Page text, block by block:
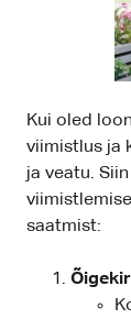
Kui oled
viimistlus ja
ja veatu.
saatmist: